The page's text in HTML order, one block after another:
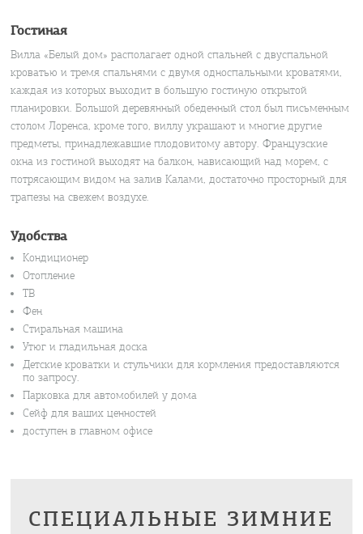
Гостиная
Вилла «Белый дом» располагает одной спальней с двуспальной
кроватью и тремя спальнями с двумя односпальными кроватями,
каждая из которых выходит в большую гостиную открытой
планировки. Большой деревянный обеденный стол был письменным
столом Лоренса, кроме того, виллу украшают и многие другие
предметы, принадлежавшие плодовитому автору. Французские
окна из гостиной выходят на балкон, нависающий над морем, с
потрясающим видом на залив Калами, достаточно просторный для
трапезы на свежем воздухе.
Удобства
Кондиционер
Отопление
ТВ
Фен
Стиральная машина
Утюг и гладильная доска
Детские кроватки и стульчики для кормления предоставляются
по запросу.
Парковка для автомобилей у дома
Сейф для ваших ценностей
доступен в главном офисе
СПЕЦИАЛЬНЫЕ ЗИМНИЕ